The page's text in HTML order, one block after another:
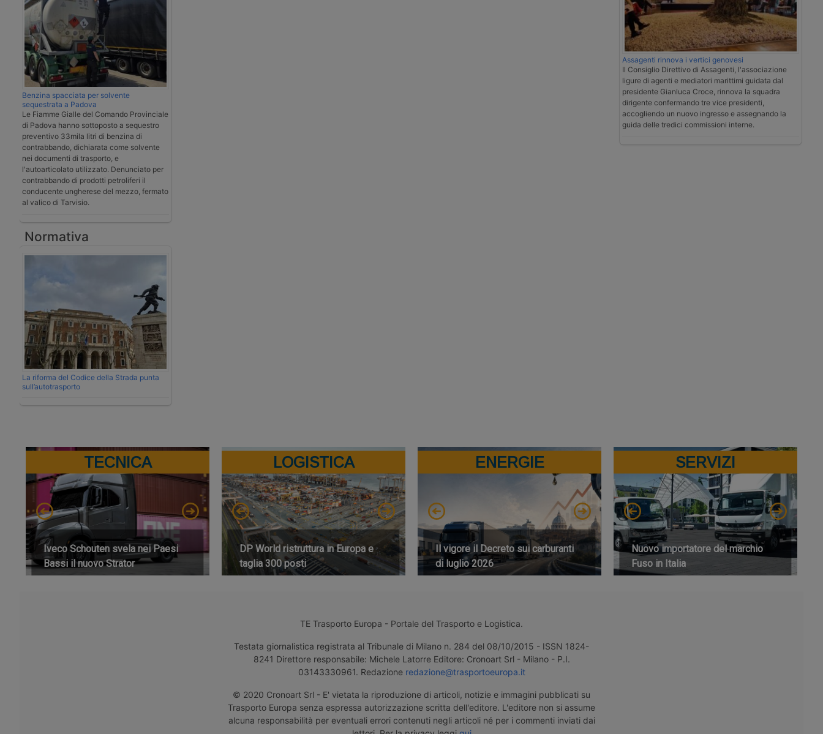
Benzina spacciata per solvente
sequestrata a Padova
Le Fiamme Gialle del Comando Provinciale
di Padova hanno sottoposto a sequestro
preventivo 33mila litri di benzina di
contrabbando, dichiarata come solvente
nei documenti di trasporto, e
l'autoarticolato utilizzato. Denunciato per
contrabbando di prodotti petroliferi il
conducente ungherese del mezzo, fermato
al valico di Tarvisio.
Normativa
La riforma del Codice della Strada punta
sull’autotrasporto
Assagenti rinnova i vertici genovesi
Il Consiglio Direttivo di Assagenti, l'associazione
ligure di agenti e mediatori marittimi guidata dal
presidente Gianluca Croce, rinnova la squadra
dirigente confermando tre vice presidenti,
accogliendo un nuovo ingresso e assegnando la
guida delle tredici commissioni interne.
TECNICA
Iveco Schouten svela nei Paesi
Bassi il nuovo Strator
LOGISTICA
DP World ristruttura in Europa e
taglia 300 posti
ENERGIE
Il vigore il Decreto sui carburanti
di luglio 2026
SERVIZI
Nuovo importatore del marchio
Fuso in Italia
TE Trasporto Europa - Portale del Trasporto e Logistica.
Testata giornalistica registrata al Tribunale di Milano n. 284 del 08/10/2015 - ISSN 1824-
8241 Direttore responsabile: Michele Latorre Editore: Cronoart Srl - Milano - P.I.
03143330961. Redazione redazione@trasportoeuropa.it
© 2020 Cronoart Srl - E' vietata la riproduzione di articoli, notizie e immagini pubblicati su
Trasporto Europa senza espressa autorizzazione scritta dell'editore. L'editore non si assume
alcuna responsabilità per eventuali errori contenuti negli articoli né per i commenti inviati dai